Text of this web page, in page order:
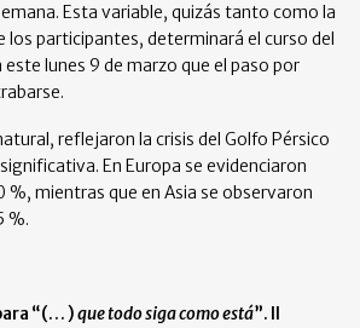
Esta variable, quizás tanto como la
los participantes, determinará el curso del
lunes 9 de marzo que el paso por
reflejaron la crisis del Golfo Pérsico
En Europa se evidenciaron
mientras que en Asia se observaron
%.
“(… )que todo siga como está”. Il